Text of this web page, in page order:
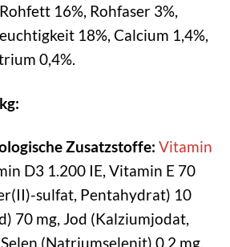
16%, Rohfaser 3%,
18%, Calcium 1,4%,
0,4%.
Zusatzstoffe: Vitamin
D3 1.200 IE, Vitamin E 70
sulfat, Pentahydrat) 10
70 mg, Jod (Kalziumjodat,
(Natriumselenit) 0,2 mg.